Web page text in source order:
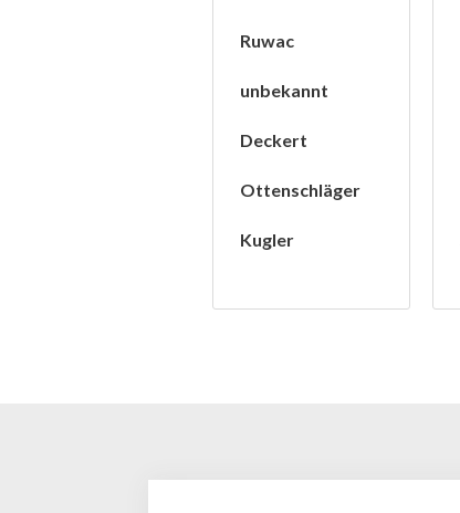
Ruwac
unbekannt
Deckert
Ottenschläger
Kugler